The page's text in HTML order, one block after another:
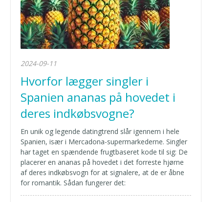
2024-09-11
Hvorfor lægger singler i
Spanien ananas på hovedet i
deres indkøbsvogne?
En unik og legende datingtrend slår igennem i hele
Spanien, især i Mercadona-supermarkederne. Singler
har taget en spændende frugtbaseret kode til sig: De
placerer en ananas på hovedet i det forreste hjørne
af deres indkøbsvogn for at signalere, at de er åbne
for romantik. Sådan fungerer det: